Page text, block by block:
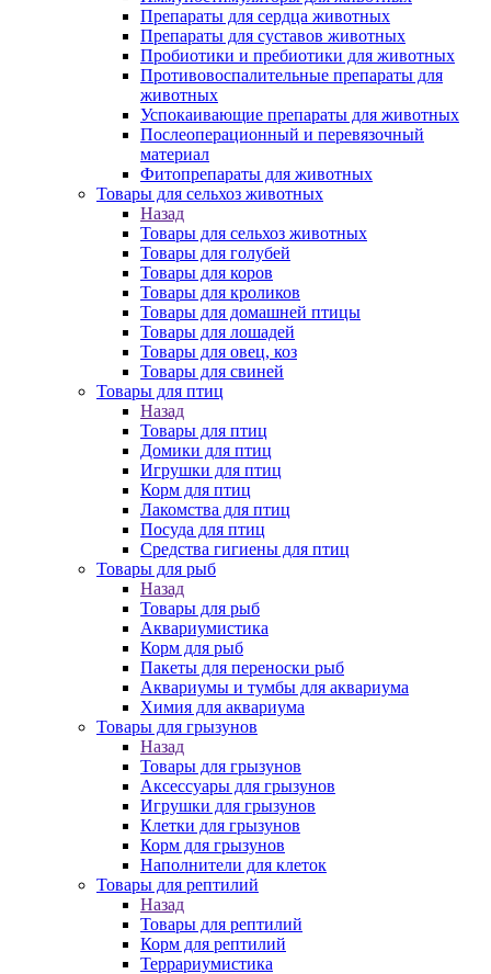
Препараты для сердца животных
Препараты для суставов животных
Пробиотики и пребиотики для животных
Противовоспалительные препараты для
животных
Успокаивающие препараты для животных
Послеоперационный и перевязочный
материал
Фитопрепараты для животных
Товары для сельхоз животных
Назад
Товары для сельхоз животных
Товары для голубей
Товары для коров
Товары для кроликов
Товары для домашней птицы
Товары для лошадей
Товары для овец, коз
Товары для свиней
Товары для птиц
Назад
Товары для птиц
Домики для птиц
Игрушки для птиц
Корм для птиц
Лакомства для птиц
Посуда для птиц
Средства гигиены для птиц
Товары для рыб
Назад
Товары для рыб
Аквариумистика
Корм для рыб
Пакеты для переноски рыб
Аквариумы и тумбы для аквариума
Химия для аквариума
Товары для грызунов
Назад
Товары для грызунов
Аксессуары для грызунов
Игрушки для грызунов
Клетки для грызунов
Корм для грызунов
Наполнители для клеток
Товары для рептилий
Назад
Товары для рептилий
Корм для рептилий
Террариумистика